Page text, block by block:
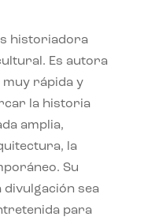
historiadora
Es autora
muy rápida y
la historia
amplia,
la
Su
divulgación sea
para